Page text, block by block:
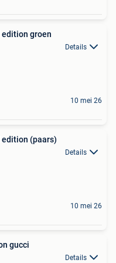
groen
Details
10 mei 26
(paars)
Details
10 mei 26
gucci
Details